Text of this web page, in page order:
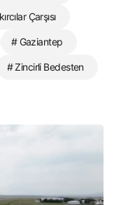
Çarşısı
# Gaziantep
# Zincirli Bedesten